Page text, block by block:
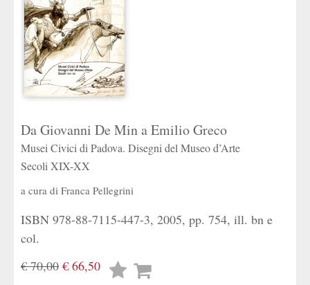
Da Giovanni De Min a Emilio Greco
Musei Civici di Padova. Disegni del Museo d’Arte
Secoli XIX-XX
a cura di Franca Pellegrini
ISBN 978-88-7115-447-3, 2005, pp. 754, ill. bn e
col.
€ 70,00 € 66,50
Lista